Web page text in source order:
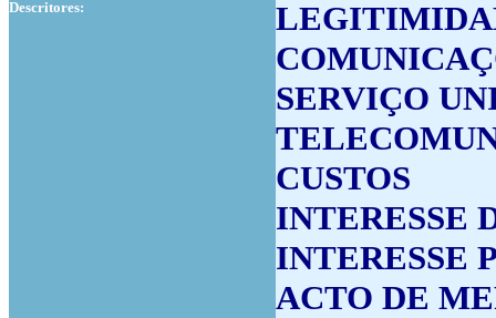
Descritores:
SERVIÇO
CUSTOS
INTERESSE
INTERESSE
ACTO DE